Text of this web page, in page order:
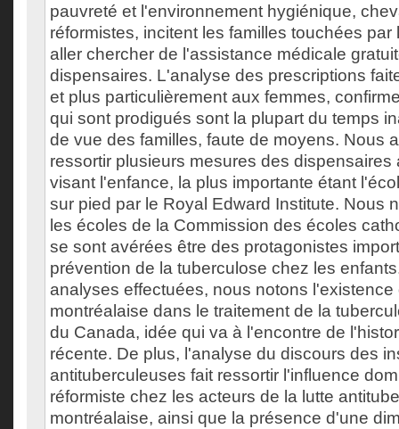
pauvreté et l'environnement hygiénique,
réformistes, incitent les familles touchées par
aller chercher de l'assistance médicale
dispensaires. L'analyse des prescriptions
et plus particulièrement aux femmes,
qui sont prodigués sont la plupart du temps
de vue des familles, faute de moyens. Nous
ressortir plusieurs mesures des dispensaires
visant l'enfance, la plus importante étant
sur pied par le Royal Edward Institute. Nous
les écoles de la Commission des écoles
se sont avérées être des protagonistes
prévention de la tuberculose chez les
analyses effectuées, nous notons
montréalaise dans le traitement de la
du Canada, idée qui va à l'encontre de
récente. De plus, l'analyse du discours des
antituberculeuses fait ressortir l'influence
réformiste chez les acteurs de la lutte
montréalaise, ainsi que la présence d'une